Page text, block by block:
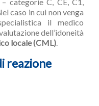
caso in cui non venga
il medico
dell’idoneità
locale (CML).
reazione